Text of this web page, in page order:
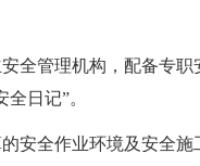
管理机构，配备专职
日记”。
全作业环境及安全施